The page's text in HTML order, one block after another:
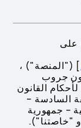
على
] ("المنصة") ،
جروب
القانون
السادسة –
– جمهورية
"خاصتنا").